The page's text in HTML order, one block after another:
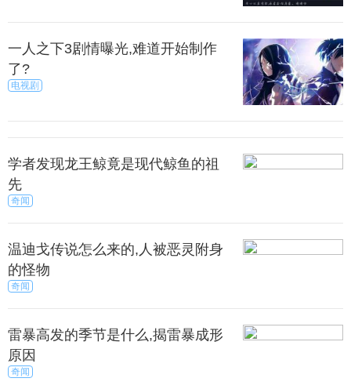
，接下来让我们一起看看手机支持扩容的优缺
支持了扩展内存，就难免插拔内存卡，反复插拔
铜片磨损+折叠会造成接触不好。
一人之下3剧情曝光,难道开始制作
了?
电视剧
学者发现龙王鲸竟是现代鲸鱼的祖
先
奇闻
温迪戈传说怎么来的,人被恶灵附身
的怪物
奇闻
雷暴高发的季节是什么,揭雷暴成形
原因
奇闻